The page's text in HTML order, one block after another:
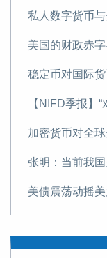
私人数字货币
加密货币对全
张明：当前我
美债震荡动摇
全球数字经济